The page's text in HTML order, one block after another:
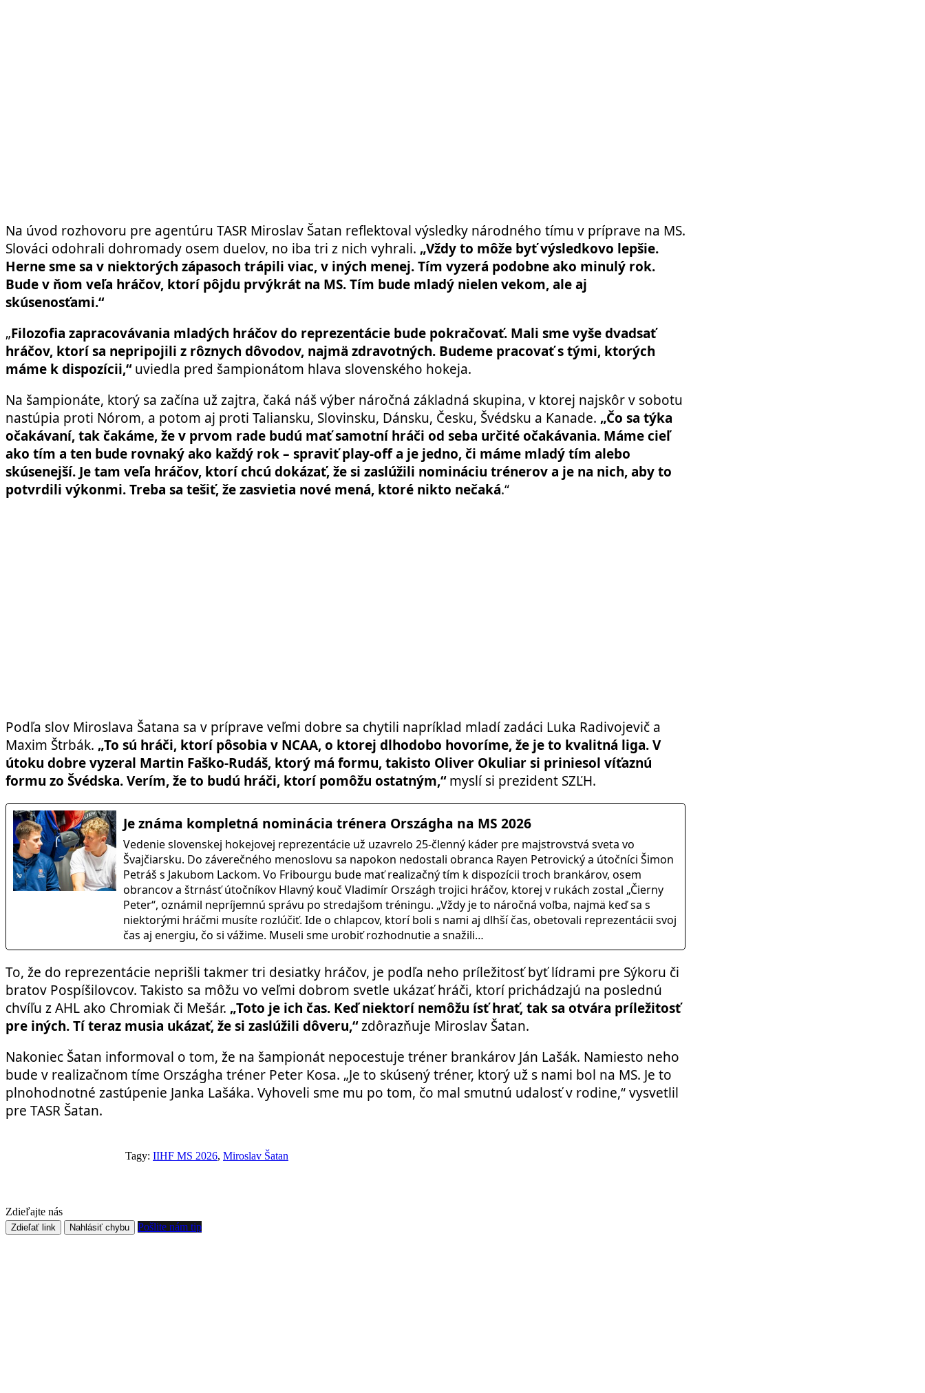
Na úvod rozhovoru pre agentúru TASR Miroslav Šatan reflektoval výsledky národného tímu v príprave na MS.
Slováci odohrali dohromady osem duelov, no iba tri z nich vyhrali. „Vždy to môže byť výsledkovo lepšie.
Herne sme sa v niektorých zápasoch trápili viac, v iných menej. Tím vyzerá podobne ako minulý rok.
Bude v ňom veľa hráčov, ktorí pôjdu prvýkrát na MS. Tím bude mladý nielen vekom, ale aj
skúsenosťami.“
„Filozofia zapracovávania mladých hráčov do reprezentácie bude pokračovať. Mali sme vyše dvadsať
hráčov, ktorí sa nepripojili z rôznych dôvodov, najmä zdravotných. Budeme pracovať s tými, ktorých
máme k dispozícii,“uviedla pred šampionátom hlava slovenského hokeja.
Na šampionáte, ktorý sa začína už zajtra, čaká náš výber náročná základná skupina, v ktorej najskôr v sobotu
nastúpia proti Nórom, a potom aj proti Taliansku, Slovinsku, Dánsku, Česku, Švédsku a Kanade. „Čo sa týka
očakávaní, tak čakáme, že v prvom rade budú mať samotní hráči od seba určité očakávania. Máme cieľ
ako tím a ten bude rovnaký ako každý rok – spraviť play-off a je jedno, či máme mladý tím alebo
skúsenejší. Je tam veľa hráčov, ktorí chcú dokázať, že si zaslúžili nomináciu trénerov a je na nich, aby to
potvrdili výkonmi. Treba sa tešiť, že zasvietia nové mená, ktoré nikto nečaká.“
Podľa slov Miroslava Šatana sa v príprave veľmi dobre sa chytili napríklad mladí zadáci Luka Radivojevič a
Maxim Štrbák. „To sú hráči, ktorí pôsobia v NCAA, o ktorej dlhodobo hovoríme, že je to kvalitná liga. V
útoku dobre vyzeral Martin Faško-Rudáš, ktorý má formu, takisto Oliver Okuliar si priniesol víťaznú
formu zo Švédska. Verím, že to budú hráči, ktorí pomôžu ostatným,“myslí si prezident SZĽH.
Je známa kompletná nominácia trénera Országha na MS 2026
Vedenie slovenskej hokejovej reprezentácie už uzavrelo 25-členný káder pre majstrovstvá sveta vo
Švajčiarsku. Do záverečného menoslovu sa napokon nedostali obranca Rayen Petrovický a útočníci Šimon
Petráš s Jakubom Lackom. Vo Fribourgu bude mať realizačný tím k dispozícii troch brankárov, osem
obrancov a štrnásť útočníkov Hlavný kouč Vladimír Országh trojici hráčov, ktorej v rukách zostal „Čierny
Peter“, oznámil nepríjemnú správu po stredajšom tréningu. „Vždy je to náročná voľba, najmä keď sa s
niektorými hráčmi musíte rozlúčiť. Ide o chlapcov, ktorí boli s nami aj dlhší čas, obetovali reprezentácii svoj
čas aj energiu, čo si vážime. Museli sme urobiť rozhodnutie a snažili…
To, že do reprezentácie neprišli takmer tri desiatky hráčov, je podľa neho príležitosť byť lídrami pre Sýkoru či
bratov Pospíšilovcov. Takisto sa môžu vo veľmi dobrom svetle ukázať hráči, ktorí prichádzajú na poslednú
chvíľu z AHL ako Chromiak či Mešár. „Toto je ich čas. Keď niektorí nemôžu ísť hrať, tak sa otvára príležitosť
pre iných. Tí teraz musia ukázať, že si zaslúžili dôveru,“zdôrazňuje Miroslav Šatan.
Nakoniec Šatan informoval o tom, že na šampionát nepocestuje tréner brankárov Ján Lašák. Namiesto neho
bude v realizačnom tíme Országha tréner Peter Kosa. „Je to skúsený tréner, ktorý už s nami bol na MS. Je to
plnohodnotné zastúpenie Janka Lašáka. Vyhoveli sme mu po tom, čo mal smutnú udalosť v rodine,“ vysvetlil
pre TASR Šatan.
Tagy: IIHF MS 2026, Miroslav Šatan
Zdieľajte nás
Zdieľať link Nahlásiť chybu Pošlite nám tip